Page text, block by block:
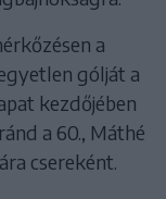
a
gólját a
kezdőjében
a 60., Máthé
csereként.